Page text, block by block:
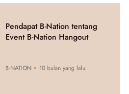
Pendapat B-Nation tentang
Event B-Nation Hangout
B-NATION 10 bulan yang lalu